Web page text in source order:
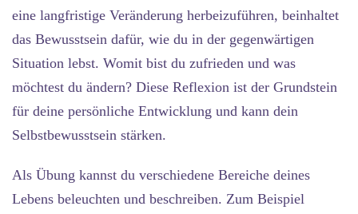
eine langfristige Veränderung herbeizuführen, beinhaltet
das Bewusstsein dafür, wie du in der gegenwärtigen
Situation lebst. Womit bist du zufrieden und was
möchtest du ändern? Diese Reflexion ist der Grundstein
für deine persönliche Entwicklung und kann dein
Selbstbewusstsein stärken.
Als Übung kannst du verschiedene Bereiche deines
Lebens beleuchten und beschreiben. Zum Beispiel